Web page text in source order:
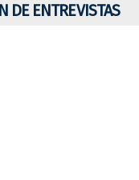
DE ENTREVISTAS